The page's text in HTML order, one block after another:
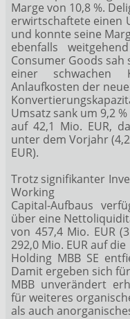
Marge von 10,8 %.
erwirtschaftete einen
und konnte seine
ebenfalls
Consumer Goods sah
einer schwachen
Anlaufkosten der
Umsatz sank um 9,2 %
auf 42,1 Mio. EUR,
unter dem Vorjahr
EUR).
Trotz signifikanter
Working
Capital-Aufbaus
über eine
von 457,4 Mio. EUR
292,0 Mio. EUR auf die
Holding MBB SE
Damit ergeben sich für
MBB unverändert
für weiteres
als auch